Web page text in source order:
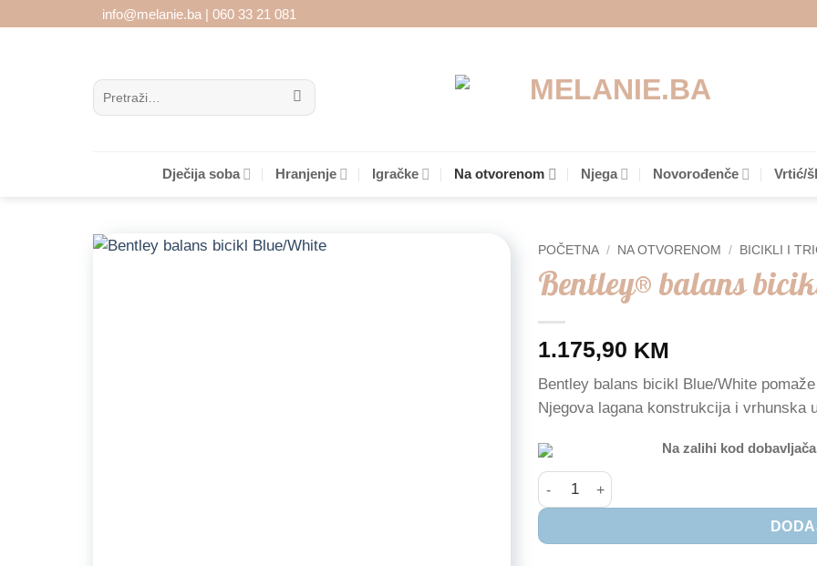
info@melanie.ba | 060 33 21 081
Pretraži:
Dječija soba Hranjenje Igračke Na otvorenom Njega Novorođenče Vrtić/
POČETNA / NA OTVORENOM / BICIKLI I
Bentley® balans
1.175,90 KM
Bentley balans bicikl Blue/White
Njegova lagana konstrukcija i vrhunska
Na zalihi kod dobavljača
Bentley® balans bicikl Blue/White količina